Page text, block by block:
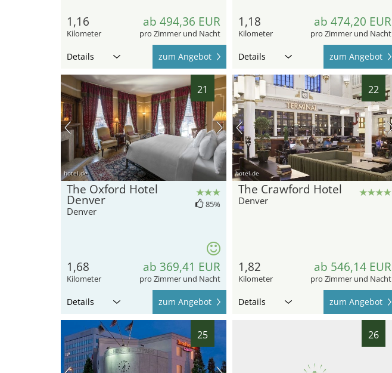
1,16
Kilometer
ab 494,36 EUR
pro Zimmer und Nacht
Details zum Angebot
1,18
Kilometer
ab 474,20 EUR
pro Zimmer und Nacht
Details zum Angebot
21
hotel.de
The Oxford Hotel
Denver
Denver
85%
1,68
Kilometer
ab 369,41 EUR
pro Zimmer und Nacht
Details zum Angebot
22
hotel.de
The Crawford Hotel
Denver
1,82
Kilometer
ab 546,14 EUR
pro Zimmer und Nacht
Details zum Angebot
25 26